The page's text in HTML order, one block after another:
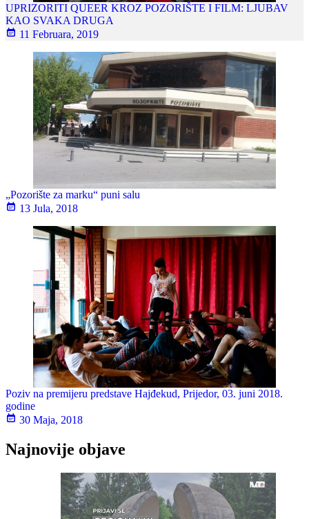
UPRIZORITI QUEER KROZ POZORIŠTE I FILM: LJUBAV
KAO SVAKA DRUGA
11 Februara, 2019
„Pozorište za marku“ puni salu
13 Jula, 2018
Poziv na premijeru predstave Hajđekud, Prijedor, 03. juni 2018.
godine
30 Maja, 2018
Najnovije objave